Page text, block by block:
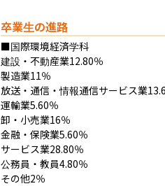
卒業生の進路
■国際環境経済学科
建設・不動産業12.80％
製造業11％
放送・通信・情報通信サービス業
運輸業5.60％
卸・小売業16％
金融・保険業5.60％
サービス業28.80％
公務員・教員4.80％
その他2％